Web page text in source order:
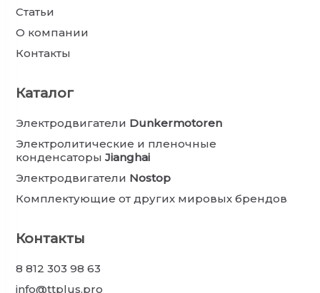
Статьи
О компании
Контакты
Каталог
Электродвигатели Dunkermotoren
Электролитические и пленочные
конденсаторыJianghai
Электродвигатели Nostop
Комплектующие от других мировых брендов
Контакты
8 812 303 98 63
info@ttplus.pro